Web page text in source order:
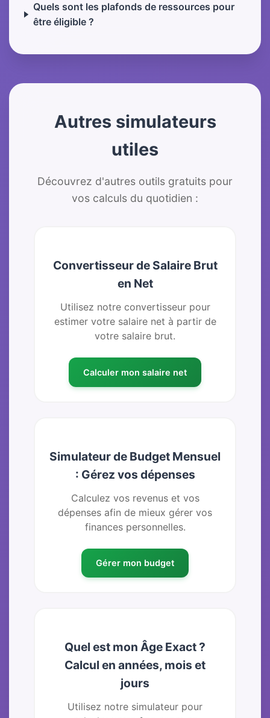
Quels sont les plafonds de ressources pour
être éligible ?
Autres simulateurs
utiles
Découvrez d'autres outils gratuits pour
vos calculs du quotidien :
Convertisseur de Salaire Brut
en Net
Utilisez notre convertisseur pour
estimer votre salaire net à partir de
votre salaire brut.
Calculer mon salaire net
Simulateur de Budget Mensuel
: Gérez vos dépenses
Calculez vos revenus et vos
dépenses afin de mieux gérer vos
finances personnelles.
Gérer mon budget
Quel est mon Âge Exact ?
Calcul en années, mois et
jours
Utilisez notre simulateur pour